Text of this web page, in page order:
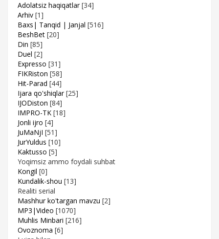
Adolatsiz haqiqatlar [34]
Arhiv [1]
Baxs| Tanqid | Janjal [516]
BeshBet [20]
Din [85]
Duel [2]
Expresso [31]
FIKRiston [58]
Hit-Parad [44]
Ijara qo'shiqlar [25]
IJODiston [84]
IMPRO-TK [18]
Jonli ijro [4]
JuMaNjI [51]
JurYuldus [10]
Kaktusso [5]
Yoqimsiz ammo foydali suhbat
Kongil [0]
Kundalik-shou [13]
Realiti serial
Mashhur ko'targan mavzu [2]
MP3|Video [1070]
Muhlis Minbari [216]
Ovoznoma [6]